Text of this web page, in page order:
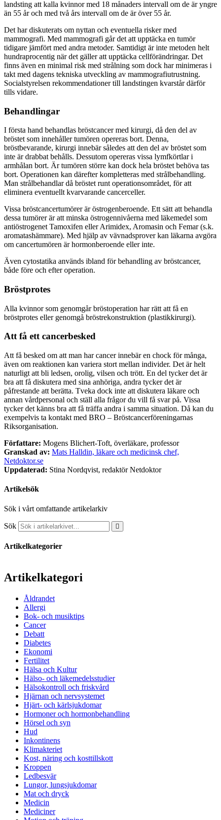
landsting att kalla kvinnor med 18 månaders intervall om de är yngre
än 55 år och med två års intervall om de är över 55 år.
Det har diskuterats om nyttan och eventuella risker med
mammografi. Med mammografi går det att upptäcka en tumör
tidigare jämfört med andra metoder. Samtidigt är inte metoden helt
hundraprocentig när det gäller att upptäcka cellförändringar. Det
finns även en minimal risk med strålning som dock har minimeras i
takt med dagens tekniska utveckling av mammografiutrustning.
Socialstyrelsen rekommendationer till landstingen kvarstår därför
tills vidare.
Behandlingar
I första hand behandlas bröstcancer med kirurgi, då den del av
bröstet som innehåller tumören opereras bort. Denna,
bröstbevarande, kirurgi innebär således att den del av bröstet som
inte är drabbat behålls. Dessutom opereras vissa lymfkörtlar i
armhålan bort. Är tumören större kan dock hela bröstet behöva tas
bort. Operationen kan därefter kompletteras med strålbehandling.
Man strålbehandlar då bröstet runt operationsområdet, för att
eliminera eventuellt kvarvarande cancerceller.
Vissa bröstcancertumörer är östrogenberoende. Ett sätt att behandla
dessa tumörer är att minska östrogennivåerna med läkemedel som
antiöstrogenet Tamoxifen eller Arimidex, Aromasin och Femar (s.k.
aromatashämmare). Med hjälp av vävnadsprover kan läkarna avgöra
om cancertumören är hormonberoende eller inte.
Även cytostatika används ibland för behandling av bröstcancer,
både före och efter operation.
Bröstprotes
Alla kvinnor som genomgår bröstoperation har rätt att få en
bröstprotes eller genomgå bröstrekonstruktion (plastikkirurgi).
Att få ett cancerbesked
Att få besked om att man har cancer innebär en chock för många,
även om reaktionen kan variera stort mellan individer. Det är helt
naturligt att bli ledsen, orolig, vilsen och trött. En del tycker det är
bra att få diskutera med sina anhöriga, andra tycker det är
påfrestande att berätta. Tveka dock inte att diskutera läkare och
annan vårdpersonal och ställ alla frågor du vill få svar på. Vissa
tycker det känns bra att få träffa andra i samma situation. Då kan du
exempelvis ta kontakt med BRO – Bröstcancerföreningarnas
Riksorganisation.
Författare: Mogens Blichert-Toft, överläkare, professor
Granskad av: Mats Halldin, läkare och medicinsk chef,
Netdoktor.se
Uppdaterad: Stina Nordqvist, redaktör Netdoktor
Artikelsök
Sök i vårt omfattande artikelarkiv
Sök
Artikelkategorier
Artikelkategori
Åldrandet
Allergi
Bok- och musiktips
Cancer
Debatt
Diabetes
Ekonomi
Fertilitet
Hälsa och Kultur
Hälso- och läkemedelsstudier
Hälsokontroll och friskvård
Hjärnan och nervsystemet
Hjärt- och kärlsjukdomar
Hormoner och hormonbehandling
Hörsel och syn
Hud
Inkontinens
Klimakteriet
Kost, näring och kosttillskott
Kroppen
Ledbesvär
Lungor, lungsjukdomar
Mat och dryck
Medicin
Mediciner